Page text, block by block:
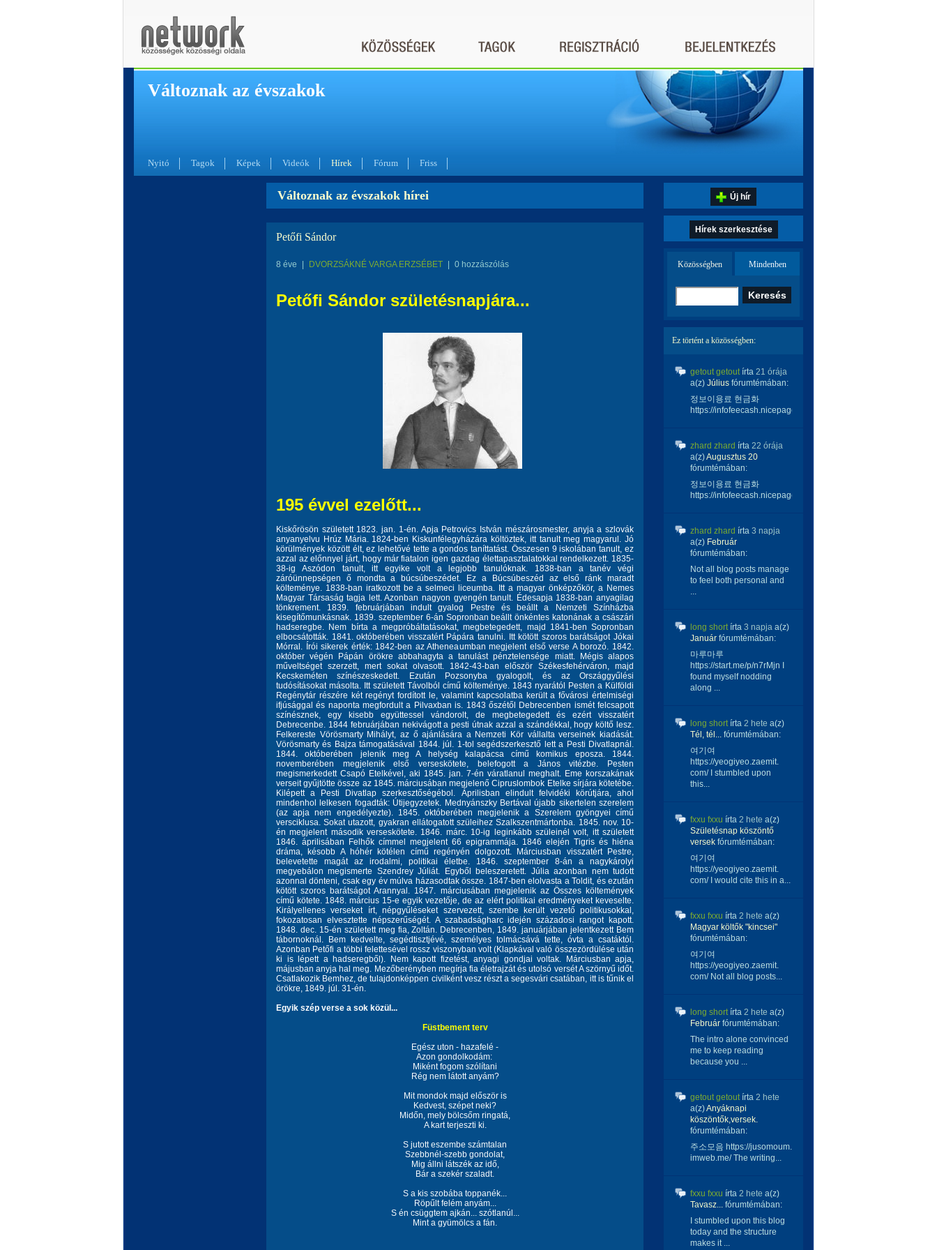
Változnak az évszakok
Nyitó Tagok Képek Videók Hírek Fórum Friss
Változnak az évszakok hírei
Petőfi Sándor
8 éve DVORZSÁKNÉ VARGA ERZSÉBET 0 hozzászólás
Petőfi Sándor születésnapjára...
195 évvel ezelőtt...
Kiskőrösön született 1823. jan. 1-én. Apja Petrovics István mészárosmester, anyja a szlovák
anyanyelvu Hrúz Mária. 1824-ben Kiskunfélegyházára költöztek, itt tanult meg magyarul. Jó
körülmények között élt, ez lehetővé tette a gondos taníttatást. Összesen 9 iskolában tanult, ez
azzal az előnnyel járt, hogy már fiatalon igen gazdag élettapasztalatokkal rendelkezett. 1835-
38-ig Aszódon tanult, itt egyike volt a legjobb tanulóknak. 1838-ban a tanév végi
záróünnepségen ő mondta a búcsúbeszédet. Ez a Búcsúbeszéd az első ránk maradt
költeménye. 1838-ban iratkozott be a selmeci liceumba. Itt a magyar önképzőkör, a Nemes
Magyar Társaság tagja lett. Azonban nagyon gyengén tanult. Édesapja 1838-ban anyagilag
tönkrement. 1839. februárjában indult gyalog Pestre és beállt a Nemzeti Színházba
kisegítőmunkásnak. 1839. szeptember 6-án Sopronban beállt önkéntes katonának a császári
hadseregbe. Nem bírta a megpróbáltatásokat, megbetegedett, majd 1841-ben Sopronban
elbocsátották. 1841. októberében visszatért Pápára tanulni. Itt kötött szoros barátságot Jókai
Mórral. Írói sikerek érték: 1842-ben az Atheneaumban megjelent első verse A borozó. 1842.
október végén Pápán örökre abbahagyta a tanulást pénztelensége miatt. Mégis alapos
műveltséget szerzett, mert sokat olvasott. 1842-43-ban először Székesfehérváron, majd
Kecskeméten színészeskedett. Ezután Pozsonyba gyalogolt, és az Országgyűlési
tudósításokat másolta. Itt született Távolból című költeménye. 1843 nyarától Pesten a Külföldi
Regénytár részére két regényt fordított le, valamint kapcsolatba került a fővárosi értelmiségi
ifjúsággal és naponta megfordult a Pilvaxban is. 1843 őszétől Debrecenben ismét felcsapott
színésznek, egy kisebb együttessel vándorolt, de megbetegedett és ezért visszatért
Debrecenbe. 1844 februárjában nekivágott a pesti útnak azzal a szándékkal, hogy költő lesz.
Felkereste Vörösmarty Mihályt, az ő ajánlására a Nemzeti Kör vállalta verseinek kiadását.
Vörösmarty és Bajza támogatásával 1844. júl. 1-tol segédszerkesztő lett a Pesti Divatlapnál.
1844. októberében jelenik meg A helység kalapácsa című komikus eposza. 1844.
novemberében megjelenik első verseskötete, belefogott a János vitézbe. Pesten
megismerkedett Csapó Etelkével, aki 1845. jan. 7-én váratlanul meghalt. Eme korszakának
verseit gyűjtötte össze az 1845. márciusában megjelenő Cipruslombok Etelke sírjára kötetébe.
Kilépett a Pesti Divatlap szerkesztőségébol. Áprilisban elindult felvidéki körútjára, ahol
mindenhol lelkesen fogadták: Útijegyzetek. Mednyánszky Bertával újabb sikertelen szerelem
(az apja nem engedélyezte). 1845. októberében megjelenik a Szerelem gyöngyei című
versciklusa. Sokat utazott, gyakran ellátogatott szüleihez Szalkszentmártonba. 1845. nov. 10-
én megjelent második verseskötete. 1846. márc. 10-ig leginkább szüleinél volt, itt született
1846. áprilisában Felhők címmel megjelent 66 epigrammája. 1846 elején Tigris és hiéna
dráma, késobb A hóhér kötélen című regényén dolgozott. Márciusban visszatért Pestre,
belevetette magát az irodalmi, politikai életbe. 1846. szeptember 8-án a nagykárolyi
megyebálon megismerte Szendrey Júliát. Egyből beleszeretett. Júlia azonban nem tudott
azonnal dönteni, csak egy év múlva házasodtak össze. 1847-ben elolvasta a Toldit, és ezután
kötött szoros barátságot Arannyal. 1847. márciusában megjelenik az Összes költemények
című kötete. 1848. március 15-e egyik vezetője, de az elért politikai eredményeket keveselte.
Királyellenes verseket írt, népgyűléseket szervezett, szembe került vezető politikusokkal,
fokozatosan elvesztette népszerűségét. A szabadságharc idején századosi rangot kapott.
1848. dec. 15-én született meg fia, Zoltán. Debrecenben, 1849. januárjában jelentkezett Bem
tábornoknál. Bem kedvelte, segédtisztjévé, személyes tolmácsává tette, óvta a csatáktól.
Azonban Petőfi a többi felettesével rossz viszonyban volt (Klapkával való összezördülése után
ki is lépett a hadseregből). Nem kapott fizetést, anyagi gondjai voltak. Márciusban apja,
májusban anyja hal meg. Mezőberényben megírja fia életrajzát és utolsó versét A szörnyű időt.
Csatlakozik Bemhez, de tulajdonképpen civilként vesz részt a segesvári csatában, itt is tűnik el
örökre, 1849. júl. 31-én.
Egyik szép verse a sok közül...
Füstbement terv
Egész uton - hazafelé -
Azon gondolkodám:
Miként fogom szólítani
Rég nem látott anyám?
Mit mondok majd először is
Kedvest, szépet neki?
Midőn, mely bölcsőm ringatá,
A kart terjeszti ki.
S jutott eszembe számtalan
Szebbnél-szebb gondolat,
Mig állni látszék az idő,
Bár a szekér szaladt.
S a kis szobába toppanék...
Röpűlt felém anyám...
S én csüggtem ajkán... szótlanúl...
Mint a gyümölcs a fán.
Új hír
Hírek szerkesztése
Közösségben Mindenben
Ez történt a közösségben:
getout getoutírta 21 órája
a(z) Július fórumtémában:
정보이용료 현금화
https://infofeecash.nicepage...
zhard zhard írta 22 órája
a(z)Augusztus 20
fórumtémában:
정보이용료 현금화
https://infofeecash.nicepage...
zhard zhard írta 3 napja
a(z) Február
fórumtémában:
Not all blog posts manage
to feel both personal and
...
long shortírta 3 napja a(z)
Január fórumtémában:
마루마루
https://start.me/p/n7rMjn I
found myself nodding
along ...
long shortírta 2 hete a(z)
Tél, tél... fórumtémában:
여기여
https://yeogiyeo.zaemit.
com/ I stumbled upon
this...
fxxu fxxu írta 2 hete a(z)
Születésnap köszöntő
versek fórumtémában:
여기여
https://yeogiyeo.zaemit.
com/ I would cite this in a...
fxxu fxxu írta 2 hete a(z)
Magyar költők "kincsei"
fórumtémában:
여기여
https://yeogiyeo.zaemit.
com/ Not all blog posts...
long shortírta 2 hete a(z)
Február fórumtémában:
The intro alone convinced
me to keep reading
because you ...
getout getoutírta 2 hete
a(z)Anyáknapi
köszöntők,versek.
fórumtémában:
주소모음 https://jusomoum.
imweb.me/ The writing...
fxxu fxxu írta 2 hete a(z)
Tavasz... fórumtémában:
I stumbled upon this blog
today and the structure
makes it ...